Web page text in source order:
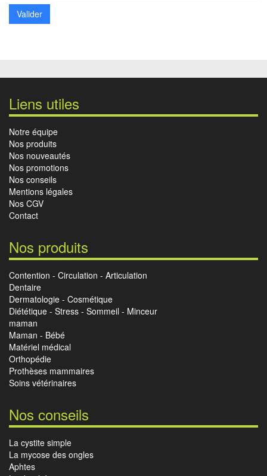
Liens utiles
Notre équipe
Nos produits
Nos nouveautés
Nos promotions
Nos conseils
Mentions légales
Nos CGV
Contact
Nos produits
Contention - Circulation - Articulation
Dentaire
Dermatologie - Cosmétique
Diététique - Stress - Sommeil - Minceur
maman
Maman - Bébé
Matériel médical
Orthopédie
Prothèses mammaires
Soins vétérinaires
Nos conseils
La cystite simple
La mycose des ongles
Aphtes